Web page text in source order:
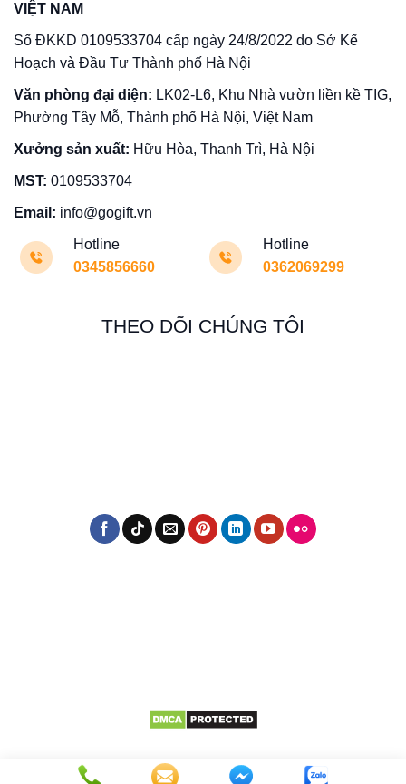
VIỆT NAM
Số ĐKKD 0109533704 cấp ngày 24/8/2022 do Sở Kế
Hoạch và Đầu Tư Thành phố Hà Nội
Văn phòng đại diện: LK02-L6, Khu Nhà vườn liền kề TIG,
Phường Tây Mỗ, Thành phố Hà Nội, Việt Nam
Xưởng sản xuất: Hữu Hòa, Thanh Trì, Hà Nội
MST: 0109533704
Email: info@gogift.vn
Hotline
0345856660
Hotline
0362069299
THEO DÕI CHÚNG TÔI